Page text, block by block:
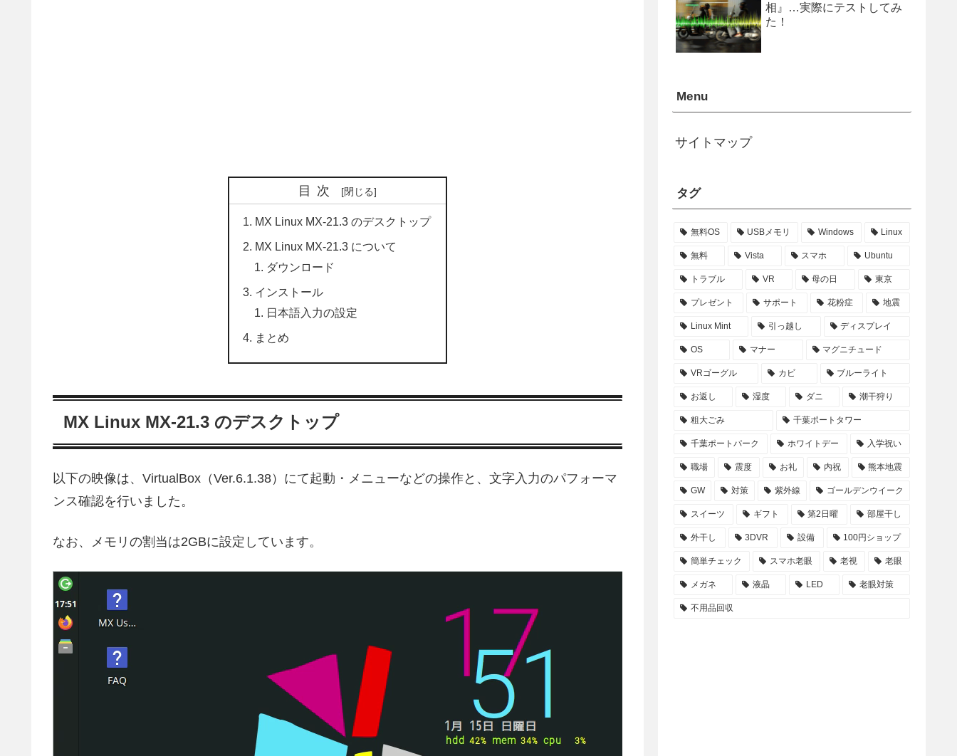
目次
MX Linux MX-21.3 のデスクトップ
MX Linux MX-21.3 について
ダウンロード
インストール
日本語入力の設定
まとめ
MX Linux MX-21.3 のデスクトップ
以下の映像は、VirtualBox（Ver.6.1.38）にて起動・メニューなどの操作と、文字入力のパフォーマ
ンス確認を行いました。
なお、メモリの割当は2GBに設定しています。
動
画
プ
レ
相』…実際にテストしてみ
た！
Menu
サイトマップ
タグ
無料OS USBメモリ Windows Linux
無料 Vista スマホ Ubuntu
トラブル VR 母の日 東京
プレゼント サポート 花粉症 地震
Linux Mint 引っ越し ディスプレイ
OS マナー マグニチュード
VRゴーグル カビ ブルーライト
お返し 湿度 ダニ 潮干狩り
粗大ごみ 千葉ポートタワー
千葉ポートパーク ホワイトデー 入学祝い
職場 震度 お礼 内祝 熊本地震
GW 対策 紫外線 ゴールデンウイーク
スイーツ ギフト 第2日曜 部屋干し
外干し 3DVR 設備 100円ショップ
簡単チェック スマホ老眼 老視 老眼
メガネ 液晶 LED 老眼対策
不用品回収